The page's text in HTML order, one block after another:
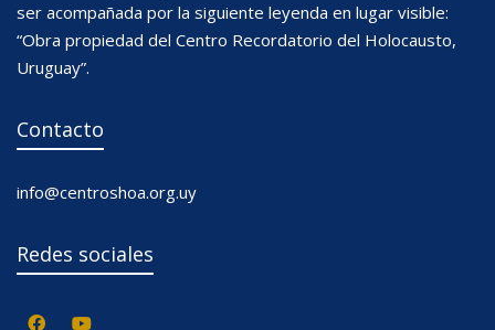
ser acompañada por la siguiente leyenda en lugar visible:
“Obra propiedad del Centro Recordatorio del Holocausto,
Uruguay”.
Contacto
info@centroshoa.org.uy
Redes sociales